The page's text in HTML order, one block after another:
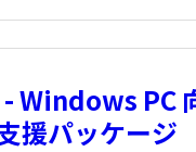
Windows PC
援パッケージ